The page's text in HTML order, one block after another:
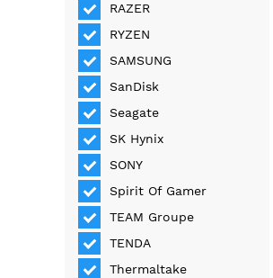
RAZER
RYZEN
SAMSUNG
SanDisk
Seagate
SK Hynix
SONY
Spirit Of Gamer
TEAM Groupe
TENDA
Thermaltake